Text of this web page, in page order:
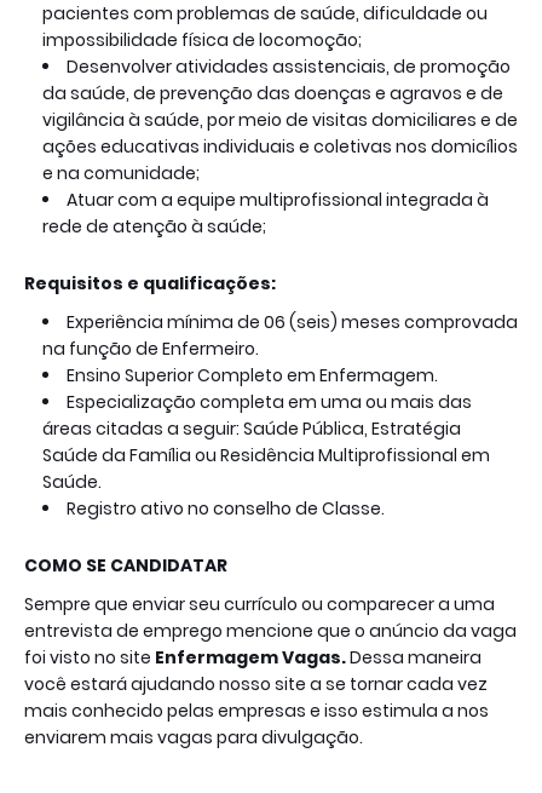
pacientes com problemas de saúde, dificuldade ou
impossibilidade física de locomoção;
Desenvolver atividades assistenciais, de promoção
da saúde, de prevenção das doenças e agravos e de
vigilância à saúde, por meio de visitas domiciliares e de
ações educativas individuais e coletivas nos domicílios
e na comunidade;
Atuar com a equipe multiprofissional integrada à
rede de atenção à saúde;
Requisitos e qualificações:
Experiência mínima de 06 (seis) meses comprovada
na função de Enfermeiro.
Ensino Superior Completo em Enfermagem.
Especialização completa em uma ou mais das
áreas citadas a seguir: Saúde Pública, Estratégia
Saúde da Família ou Residência Multiprofissional em
Saúde.
Registro ativo no conselho de Classe.
COMO SE CANDIDATAR
Sempre que enviar seu currículo ou comparecer a uma
entrevista de emprego mencione que o anúncio da vaga
foi visto no site Enfermagem Vagas.Dessa maneira
você estará ajudando nosso site a se tornar cada vez
mais conhecido pelas empresas e isso estimula a nos
enviarem mais vagas para divulgação.